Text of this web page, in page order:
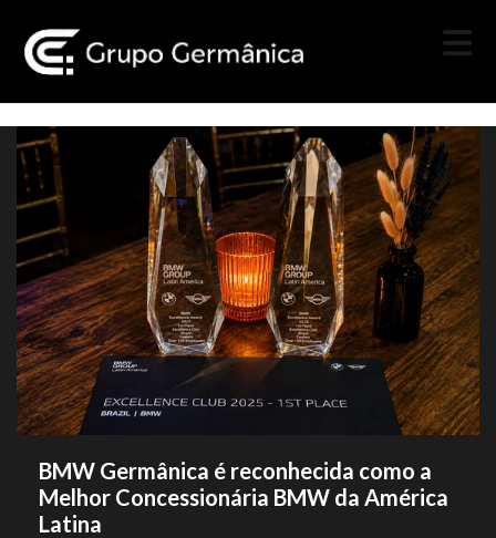
BMW Germânica é reconhecida como a
Melhor Concessionária BMW da América
Latina